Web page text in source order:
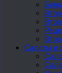
Салаты и